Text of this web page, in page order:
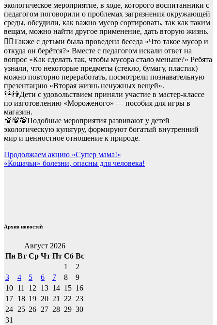
экологическое мероприятие, в ходе, которого воспитанники с
педагогом поговорили о проблемах загрязнения окружающей
среды, обсудили, как важно мусор сортировать, так как таким
вещам, можно найти другое применение, дать вторую жизнь.
🙍‍♀Также с детьми была проведена беседа «Что такое мусор и
откуда он берётся?» Вместе с педагогом искали ответ на
вопрос «Как сделать так, чтобы мусора стало меньше?» Ребята
узнали, что некоторые предметы (стекло, бумагу, пластик)
можно повторно переработать, посмотрели познавательную
презентацию «Вторая жизнь ненужных вещей».
👫👬Дети с удовольствием приняли участие в мастер-классе
по изготовлению «Мороженого» — пособия для игры в
магазин.
💯💯💯Подобные мероприятия развивают у детей
экологическую культуру, формируют богатый внутренний
мир и ценностное отношение к природе.
Навигация
по
Продолжаем акцию «Супер мама!»
«Кошачьи» болезни, опасны для человека!
Архив новостей
Август 2026
Пн Вт Ср Чт Пт Сб Вс
1
2
3
4 5 6 7 8
9
10 11 12 13 14 15 16
17 18 19 20 21 22 23
24 25 26 27 28 29 30
31